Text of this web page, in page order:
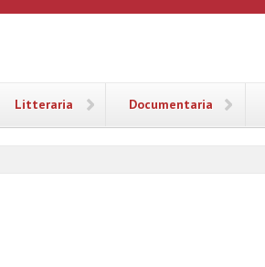
Litteraria Documentaria